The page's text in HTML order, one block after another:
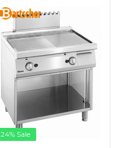
24% Sale